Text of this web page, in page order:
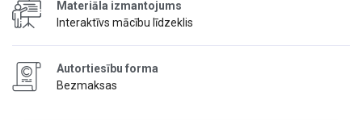
Materiāla izmantojums
Interaktīvs mācību līdzeklis
Autortiesību forma
Bezmaksas